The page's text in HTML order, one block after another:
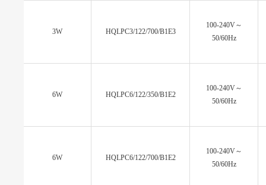
3W HQLPC3/122/700/B1E3
100-240V～
50/60Hz
6W HQLPC6/122/350/B1E2
100-240V～
50/60Hz
6W HQLPC6/122/700/B1E2
100-240V～
50/60Hz